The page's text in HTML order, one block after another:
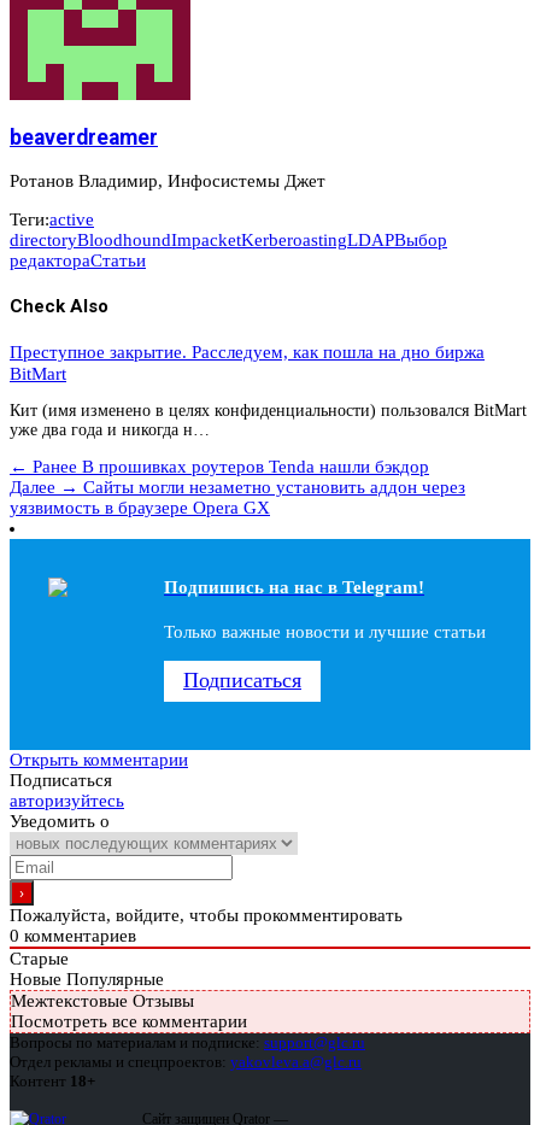
beaverdreamer
Ротанов Владимир, Инфосистемы Джет
Теги:active
directoryBloodhoundImpacketKerberoastingLDAPВыбор
редактораСтатьи
Check Also
Преступное закрытие. Расследуем, как пошла на дно биржа
BitMart
Кит (имя изменено в целях конфиденциальности) пользовался BitMart
уже два года и никогда н…
← Ранее В прошивках роутеров Tenda нашли бэкдор
Далее → Сайты могли незаметно установить аддон через
уязвимость в браузере Opera GX
Подпишись на наc в Telegram!
Только важные новости и лучшие статьи
Подписаться
Открыть комментарии
Подписаться
авторизуйтесь
Уведомить о
Пожалуйста, войдите, чтобы прокомментировать
0 комментариев
Старые
Новые Популярные
Межтекстовые Отзывы
Посмотреть все комментарии
Вопросы по материалам и подписке: support@glc.ru
Отдел рекламы и спецпроектов: yakovleva.a@glc.ru
Контент 18+
Сайт защищен Qrator —